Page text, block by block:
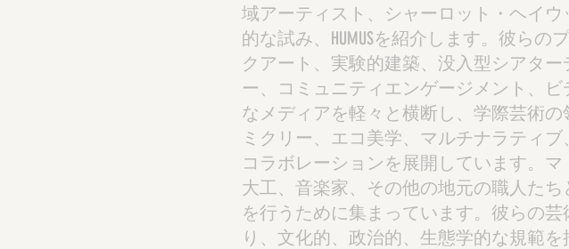
域アーティスト、シャーロット・ヘイ
的な試み、HUMUSを紹介します。彼ら
クアート、実験的建築、没入型シアタ
ー、コミュニティエンゲージメント、
なメディアを軽々と横断し、学際芸術
ミクリー、エコ美学、マルチナラティ
コラボレーションを展開しています。
大工、音楽家、その他の地元の職人た
を行うために集まっています。彼らの
り、文化的、政治的、生態学的な規範